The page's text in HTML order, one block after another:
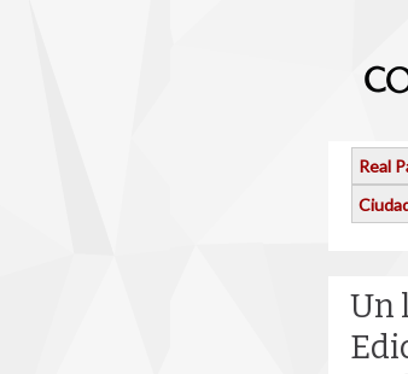
Real
Un